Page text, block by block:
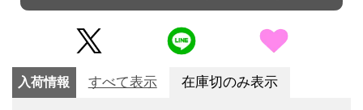
入荷情報 すべて表示 在庫切のみ表示